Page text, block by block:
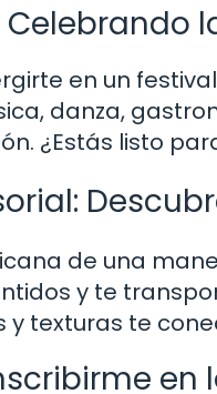
Celebrando
en un
danza,
¿Estás listo
de una
y te
y texturas te
en